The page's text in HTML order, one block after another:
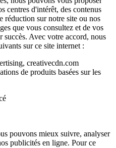
centres d'intérêt, des contenus
réduction sur notre site ou nos
que vous consultez et de vos
succès. Avec votre accord, nous
sur ce site internet :
creativecdn.com
de produits basées sur les
pouvons mieux suivre, analyser
publicités en ligne. Pour ce